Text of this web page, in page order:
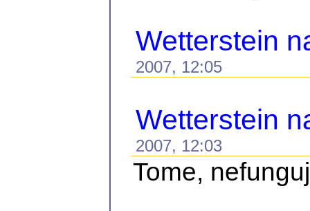
Wetterstein
2007, 12:05
Wetterstein
2007, 12:03
Tome,